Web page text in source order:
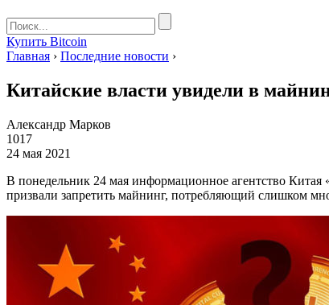
Купить Bitcoin
Главная › Последние новости ›
Китайские власти увидели в
Александр Марков
1017
24 мая 2021
В понедельник 24 мая информационное агентство
призвали запретить майнинг, потребляющий слишком